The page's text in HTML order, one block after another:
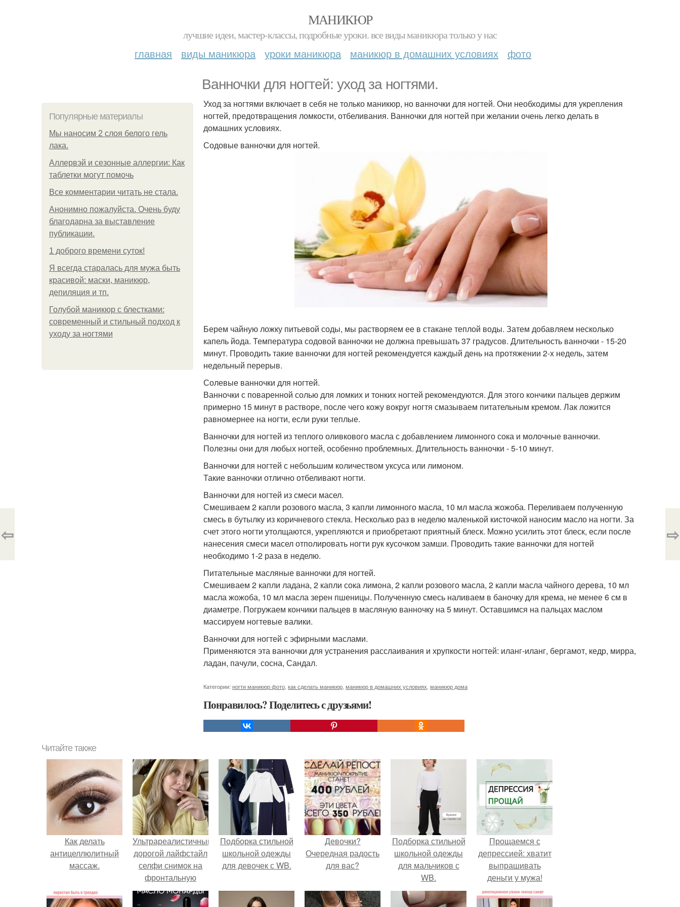
МАНИКЮР
лучшие идеи, мастер-классы, подробные уроки. все виды маникюра только у нас
главная виды маникюра уроки маникюра маникюр в домашних условиях фото
Ванночки для ногтей: уход за ногтями.
Популярные материалы
Мы наносим 2 слоя белого гель
лака.
Аллервэй и сезонные аллергии: Как
таблетки могут помочь
Все комментарии читать не стала.
Анонимно пожалуйста. Очень буду
благодарна за выставление
публикации.
1 доброго времени суток!
Я всегда старалась для мужа быть
красивой: маски, маникюр,
депиляция и тп.
Голубой маникюр с блестками:
современный и стильный подход к
уходу за ногтями
Уход за ногтями включает в себя не только маникюр, но ванночки для ногтей. Они необходимы для укрепления
ногтей, предотвращения ломкости, отбеливания. Ванночки для ногтей при желании очень легко делать в
домашних условиях.
Содовые ванночки для ногтей.
Берем чайную ложку питьевой соды, мы растворяем ее в стакане теплой воды. Затем добавляем несколько
капель йода. Температура содовой ванночки не должна превышать 37 градусов. Длительность ванночки - 15-20
минут. Проводить такие ванночки для ногтей рекомендуется каждый день на протяжении 2-х недель, затем
недельный перерыв.
Солевые ванночки для ногтей.
Ванночки с поваренной солью для ломких и тонких ногтей рекомендуются. Для этого кончики пальцев держим
примерно 15 минут в растворе, после чего кожу вокруг ногтя смазываем питательным кремом. Лак ложится
равномернее на ногти, если руки теплые.
Ванночки для ногтей из теплого оливкового масла с добавлением лимонного сока и молочные ванночки.
Полезны они для любых ногтей, особенно проблемных. Длительность ванночки - 5-10 минут.
Ванночки для ногтей с небольшим количеством уксуса или лимоном.
Такие ванночки отлично отбеливают ногти.
Ванночки для ногтей из смеси масел.
Смешиваем 2 капли розового масла, 3 капли лимонного масла, 10 мл масла жожоба. Переливаем полученную
смесь в бутылку из коричневого стекла. Несколько раз в неделю маленькой кисточкой наносим масло на ногти. За
счет этого ногти утолщаются, укрепляются и приобретают приятный блеск. Можно усилить этот блеск, если после
нанесения смеси масел отполировать ногти рук кусочком замши. Проводить такие ванночки для ногтей
необходимо 1-2 раза в неделю.
Питательные масляные ванночки для ногтей.
Смешиваем 2 капли ладана, 2 капли сока лимона, 2 капли розового масла, 2 капли масла чайного дерева, 10 мл
масла жожоба, 10 мл масла зерен пшеницы. Полученную смесь наливаем в баночку для крема, не менее 6 см в
диаметре. Погружаем кончики пальцев в масляную ванночку на 5 минут. Оставшимся на пальцах маслом
массируем ногтевые валики.
Ванночки для ногтей с эфирными маслами.
Применяются эта ванночки для устранения расслаивания и хрупкости ногтей: иланг-иланг, бергамот, кедр, мирра,
ладан, пачули, сосна, Сандал.
Категории: ногти маникюр фото как сделать маникюр маникюр в домашних условиях маникюр дома
Понравилось? Поделитесь с друзьями!
⇦ ⇨
Читайте также
Как делать
антицеллюлитный
массаж.
Ультрареалистичный
дорогой лайфстайл
селфи снимок на
фронтальную
камеру.
Подборка стильной
школьной одежды
для девочек с WB.
Девочки?
Очередная радость
для вас?
Подборка стильной
школьной одежды
для мальчиков с
WB.
Прощаемся с
депрессией: хватит
выпрашивать
деньги у мужа!